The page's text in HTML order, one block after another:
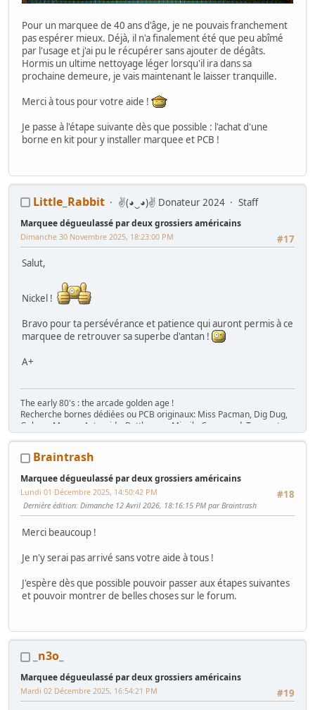
Pour un marquee de 40 ans d'âge, je ne pouvais franchement
pas espérer mieux. Déjà, il n'a finalement été que peu abîmé
par l'usage et j'ai pu le récupérer sans ajouter de dégâts.
Hormis un ultime nettoyage léger lorsqu'il ira dans sa
prochaine demeure, je vais maintenant le laisser tranquille.
Merci à tous pour votre aide !
Je passe à l'étape suivante dès que possible : l'achat d'une
borne en kit pour y installer marquee et PCB !
Little_Rabbit ✌(◕‿◕)✌ Donateur 2024 Staff
Marquee dégueulassé par deux grossiers américains
#17
Dimanche 30 Novembre 2025, 18:23:00 PM
Salut,
Nickel !
Bravo pour ta persévérance et patience qui auront permis à ce
marquee de retrouver sa superbe d'antan !
A+
The early 80's : the arcade golden age !
Recherche bornes dédiées ou PCB originaux: Miss Pacman, Dig Dug,
Galaga, Mappy, Asteroids, Battlezone, Missile Command, Tempest,
Star Wars, Donkey Kong (+ Jr), Mario Bros, Moon Patrol, Defender,
Gottlieb des années 80 (Spirit, Amazon Hunt, ...), Baby Pac Man.
Divers : Ice Cold Beer =>
Trois fois rien quoi !
Maséance sur le divan: c'est grave Docteur ?
Magaming room, mastorage room
Braintrash
Marquee dégueulassé par deux grossiers américains
#18
Lundi 01 Décembre 2025, 14:50:42 PM
Dernière édition: Dimanche 12 Avril 2026, 18:16:15 PM par Braintrash
Merci beaucoup !
Je n'y serai pas arrivé sans votre aide à tous !
J'espère dès que possible pouvoir passer aux étapes suivantes
et pouvoir montrer de belles choses sur le forum.
_n3o_
Marquee dégueulassé par deux grossiers américains
#19
Mardi 02 Décembre 2025, 16:54:21 PM